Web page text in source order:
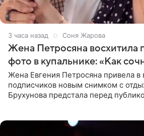
3 часа назад Соня Жарова
Жена Петросяна восхитила
фото в купальнике: «Как
Жена Евгения Петросяна привела в
подписчиков новым снимком с
Брухунова предстала перед